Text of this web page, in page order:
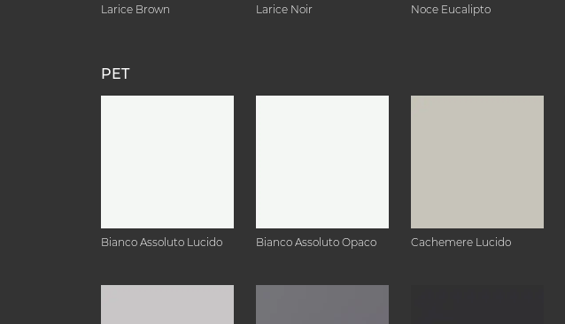
Larice Brown Larice Noir Noce Eucalipto
PET
Bianco Assoluto Lucido Bianco Assoluto Opaco Cachemere Lucido